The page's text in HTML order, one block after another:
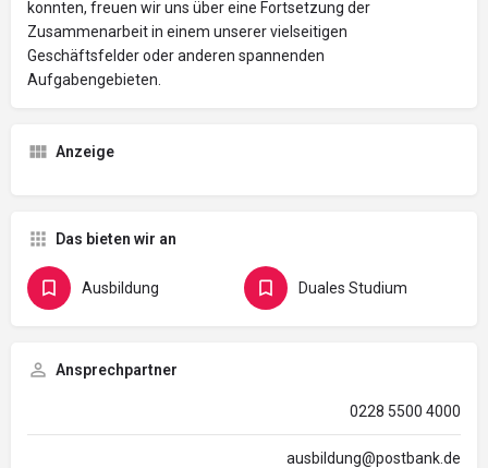
konnten, freuen wir uns über eine Fortsetzung der
Zusammenarbeit in einem unserer vielseitigen
Geschäftsfelder oder anderen spannenden
Aufgabengebieten.
Anzeige
Das bieten wir an
Ausbildung Duales Studium
Ansprechpartner
0228 5500 4000
ausbildung@postbank.de